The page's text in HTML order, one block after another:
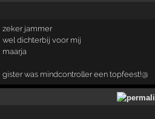
zeker jammer
wel dichterbij voor mij
maarja
gister was mindcontroller een topfeest!@